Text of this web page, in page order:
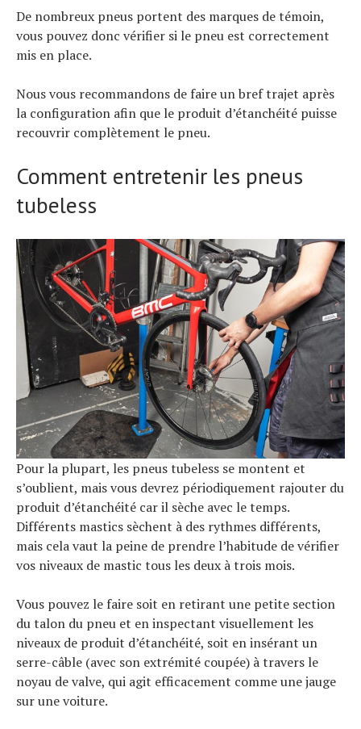
De nombreux pneus portent des marques de témoin,
vous pouvez donc vérifier si le pneu est correctement
mis en place.
Nous vous recommandons de faire un bref trajet après
la configuration afin que le produit d’étanchéité puisse
recouvrir complètement le pneu.
Comment entretenir les pneus
tubeless
Pour la plupart, les pneus tubeless se montent et
s’oublient, mais vous devrez périodiquement rajouter du
produit d’étanchéité car il sèche avec le temps.
Différents mastics sèchent à des rythmes différents,
mais cela vaut la peine de prendre l’habitude de vérifier
vos niveaux de mastic tous les deux à trois mois.
Vous pouvez le faire soit en retirant une petite section
du talon du pneu et en inspectant visuellement les
niveaux de produit d’étanchéité, soit en insérant un
serre-câble (avec son extrémité coupée) à travers le
noyau de valve, qui agit efficacement comme une jauge
sur une voiture.